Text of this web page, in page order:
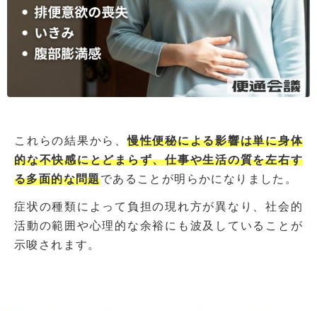
これらの結果から、慢性便秘による影響は単に身体
的な不快感にとどまらず、仕事や生活の質を左右す
る多面的な問題であることが明らかになりました。
症状の種類によって負担の現れ方が異なり、社会的
活動の範囲や心理的な余裕にも波及していることが
示唆されます。